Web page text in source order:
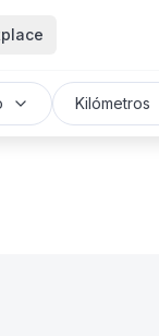
Kilómetros